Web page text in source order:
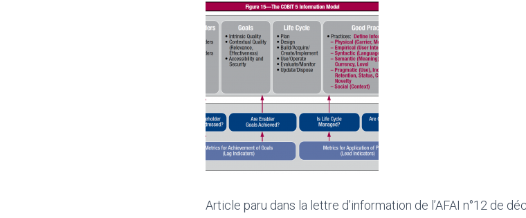
Article paru dans la lettre d’information de l’AFAI n°12 de